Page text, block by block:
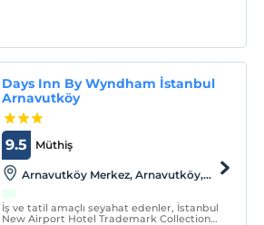
yapmaktadır.
Days Inn By Wyndham İstanbul
Arnavutköy
Müthiş
9.5
Arnavutköy Merkez, Arnavutköy,
İş ve tatil amaçlı seyahat edenler, İstanbul
New Airport Hotel Trademark Collection